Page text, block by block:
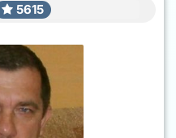
5615